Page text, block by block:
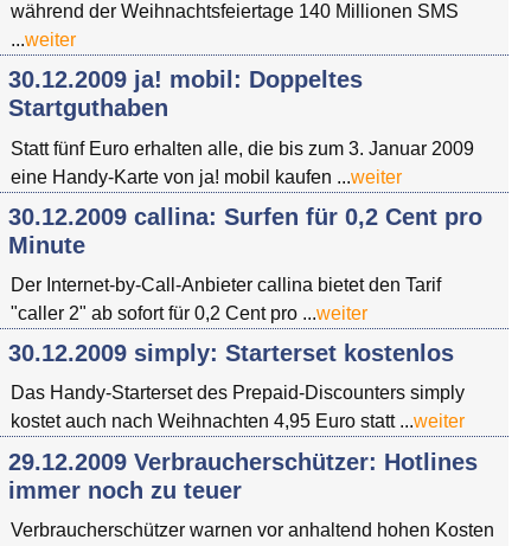
während der Weihnachtsfeiertage 140 Millionen SMS
...weiter
30.12.2009 ja! mobil: Doppeltes
Startguthaben
Statt fünf Euro erhalten alle, die bis zum 3. Januar 2009
eine Handy-Karte von ja! mobil kaufen ...weiter
30.12.2009 callina: Surfen für 0,2 Cent pro
Minute
Der Internet-by-Call-Anbieter callina bietet den Tarif
"caller 2" ab sofort für 0,2 Cent pro ...weiter
30.12.2009 simply: Starterset kostenlos
Das Handy-Starterset des Prepaid-Discounters simply
kostet auch nach Weihnachten 4,95 Euro statt ...weiter
29.12.2009 Verbraucherschützer: Hotlines
immer noch zu teuer
Verbraucherschützer warnen vor anhaltend hohen Kosten